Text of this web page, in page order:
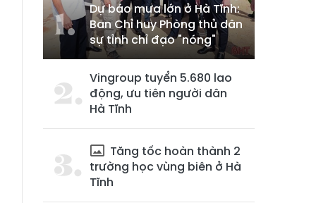
Dự báo mưa lớn ở Hà Tĩnh:
Ban Chỉ huy Phòng thủ dân
sự tỉnh chỉ đạo "nóng"
Vingroup tuyển 5.680 lao
động, ưu tiên người dân
Hà Tĩnh
Tăng tốc hoàn thành 2
trường học vùng biên ở Hà
Tĩnh